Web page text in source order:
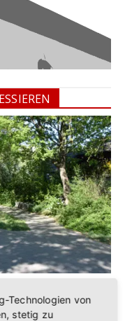
Technologien von
stetig zu